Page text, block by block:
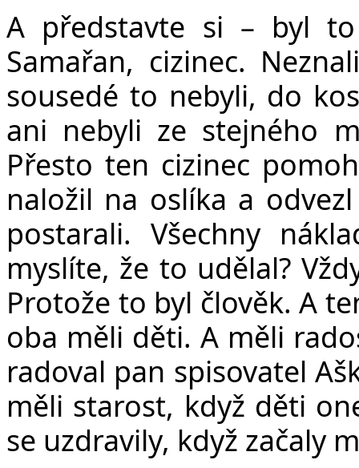
A představte si – byl
Samařan, cizinec.
sousedé to nebyli, do
ani nebyli ze stejného
Přesto ten cizinec
naložil na oslíka a
postarali. Všechny
myslíte, že to udělal?
Protože to byl člověk. A
oba měli děti. A měli
radoval pan spisovatel
měli starost, když děti
se uzdravily, když začaly